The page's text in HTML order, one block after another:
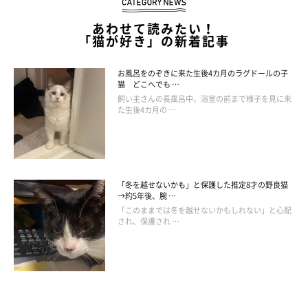
あわせて読みたい！
「猫が好き」の新着記事
お風呂をのぞきに来た生後4カ月のラグドールの子
猫 どこへでも …
飼い主さんの長風呂中、浴室の前まで様子を見に来
た生後4カ月の …
「冬を越せないかも」と保護した推定8才の野良猫
→約5年後、腕 …
「このままでは冬を越せないかもしれない」と心配
され、保護され …